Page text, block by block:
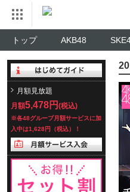
トップ AKB48
月額見放題
月額5,478円 (税込)
※各48グループ月額サービスに加
入中は1,628円（税込）！